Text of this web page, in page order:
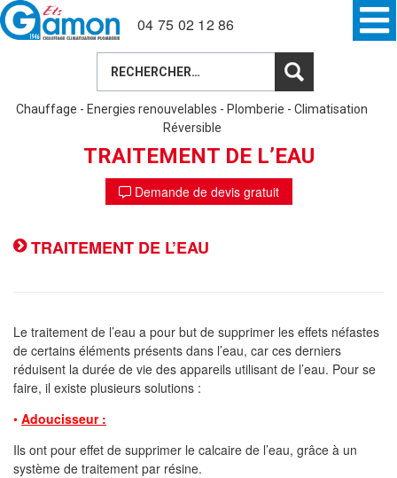
04 75 02 12 86
Chauffage - Energies renouvelables - Plomberie - Climatisation
Réversible
Aller
au
contenu
Particulier»Divers» Traitement de l’eau
TRAITEMENT DE L’EAU
Demande de devis gratuit
TRAITEMENT DE L’EAU
Le traitement de l’eau a pour but de supprimer les effets néfastes
de certains éléments présents dans l’eau, car ces derniers
réduisent la durée de vie des appareils utilisant de l’eau. Pour se
faire, il existe plusieurs solutions :
• Adoucisseur :
Ils ont pour effet de supprimer le calcaire de l’eau, grâce à un
système de traitement par résine.